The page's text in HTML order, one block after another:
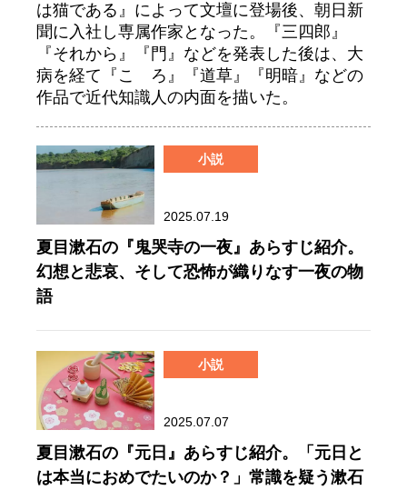
は猫である』によって文壇に登場後、朝日新
聞に入社し専属作家となった。『三四郎』
『それから』『門』などを発表した後は、大
病を経て『こゝろ』『道草』『明暗』などの
作品で近代知識人の内面を描いた。
小説
2025.07.19
夏目漱石の『鬼哭寺の一夜』あらすじ紹介。
幻想と悲哀、そして恐怖が織りなす一夜の物
語
小説
2025.07.07
夏目漱石の『元日』あらすじ紹介。「元日と
は本当におめでたいのか？」常識を疑う漱石